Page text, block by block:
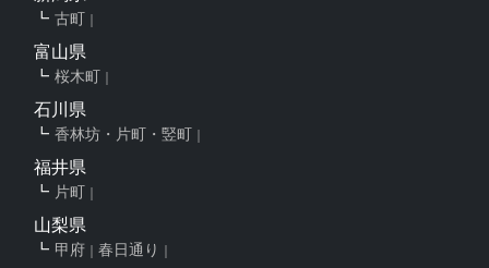
古町
富山県
桜木町
石川県
香林坊・片町・竪町
福井県
片町
山梨県
甲府 春日通り